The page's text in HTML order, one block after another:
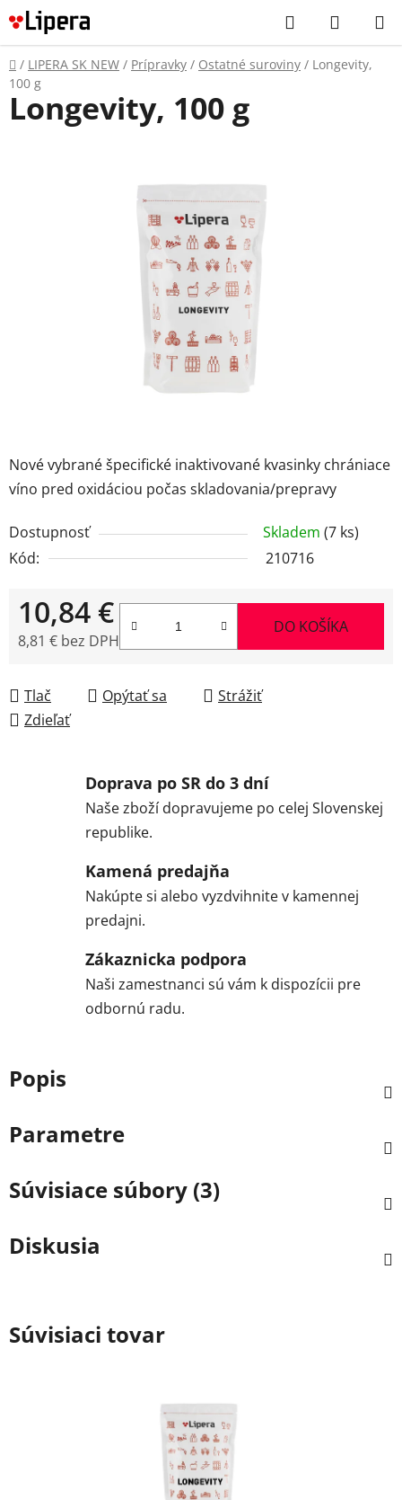
Prejsť
na
obsah
Hľadať
KOŠÍK
Domov
/ LIPERA SK NEW / Prípravky / Ostatné suroviny / Longevity,
100 g
Nové vybrané špecifické inaktivované kvasinky chrániace
víno pred oxidáciou počas skladovania/prepravy
Dostupnosť Skladem (7 ks)
Kód:
210716
10,84 €
8,81 € bez DPH
DO KOŠÍKA
Tlač Opýtať sa
Strážiť
Zdieľať
Longevity, 100 g
Doprava po SR do 3 dní
Naše zboží dopravujeme po celej Slovenskej
republike.
Kamená predajňa
Nakúpte si alebo vyzdvihnite v kamennej
predajni.
Zákaznicka podpora
Naši zamestnanci sú vám k dispozícii pre
odbornú radu.
Popis
Parametre
Súvisiace súbory (3)
Diskusia
Súvisiaci tovar